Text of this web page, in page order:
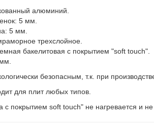
алюминий.
5 мм.
5 мм.
трехслойное.
бакелитовая с покрытием "soft touch".
безопасным, т.к. при
для плит любых типов.
с покрытием soft touch" не нагревается и не